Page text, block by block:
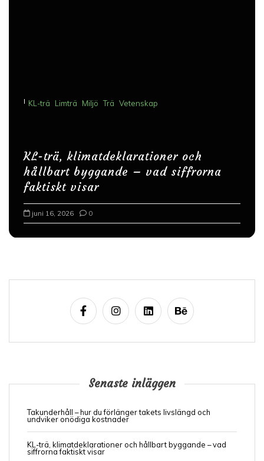
I KL-trä Limträ Miljö Trä Vetenskap
KL-trä, klimatdeklarationer och
hållbart byggande – vad siffrorna
faktiskt visar
juni 16, 2026 0
Senaste inläggen
Takunderhåll – hur du förlänger takets livslängd och
undviker onödiga kostnader
KL-trä, klimatdeklarationer och hållbart byggande – vad
siffrorna faktiskt visar